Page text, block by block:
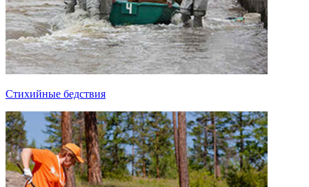
Стихийные бедствия